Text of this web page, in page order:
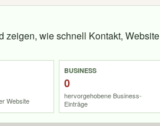
zeigen, wie schnell Kontakt, Website
Website
BUSINESS
0
hervorgehobene Business-
Einträge